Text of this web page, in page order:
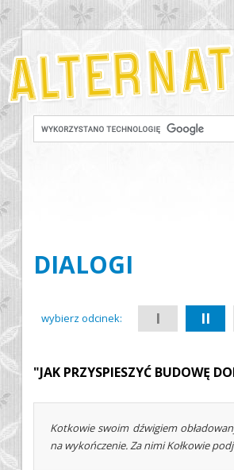
DIALOGI
wybierz odcinek: I II
"JAK PRZYSPIESZYĆ BUDOWĘ
Kotkowie swoim dźwigiem
na wykończenie. Za nimi Kołkowie